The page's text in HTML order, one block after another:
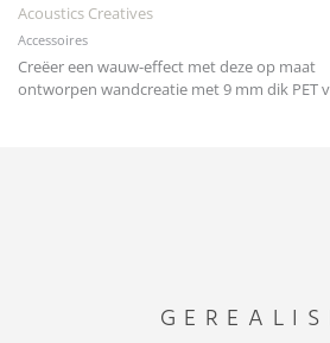
Acoustics Creatives
Accessoires
Creëer een wauw-effect met deze op maat
ontworpen wandcreatie met 9 mm dik PET